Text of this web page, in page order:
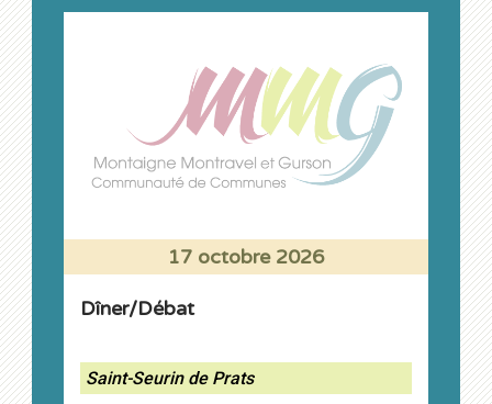
17 octobre 2026
Dîner/Débat
Saint-Seurin de Prats